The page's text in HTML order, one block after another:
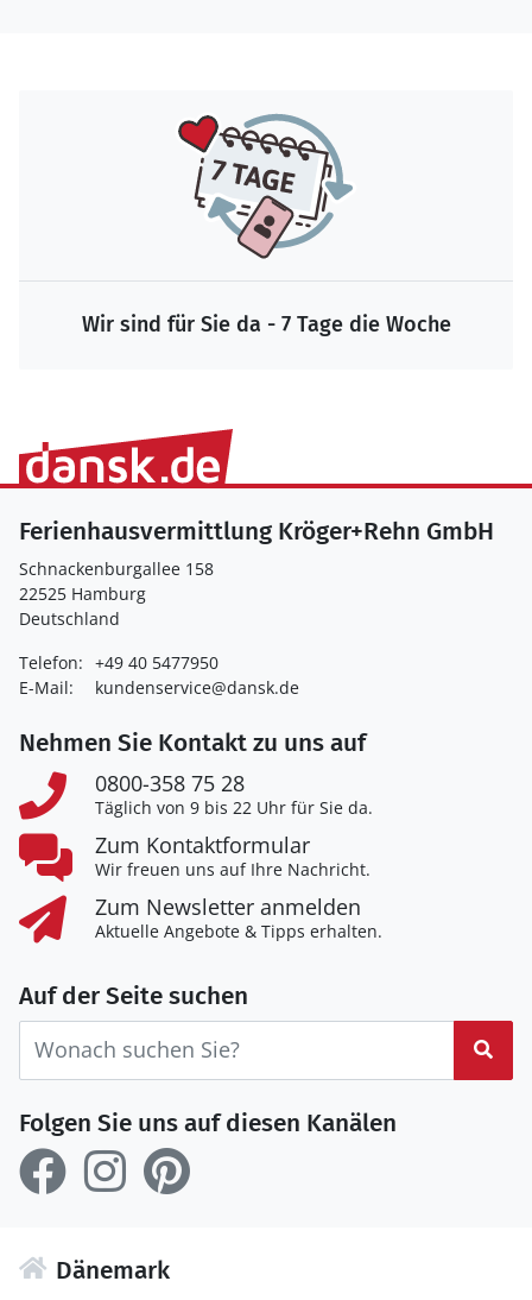
Wir sind für Sie da - 7 Tage die Woche
Ferienhausvermittlung Kröger+Rehn GmbH
Schnackenburgallee 158
22525 Hamburg
Deutschland
Telefon: +49 40 5477950
E-Mail:
kundenservice@dansk.de
Nehmen Sie Kontakt zu uns auf
0800-358 75 28
Täglich von 9 bis 22 Uhr für Sie da.
Zum Kontaktformular
Wir freuen uns auf Ihre Nachricht.
Zum Newsletter anmelden
Aktuelle Angebote & Tipps erhalten.
Auf der Seite suchen
Folgen Sie uns auf diesen Kanälen
Dänemark